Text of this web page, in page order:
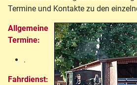
Termine und Kontakte zu den
Allgemeine
Termine:
.
Fahrdienst: